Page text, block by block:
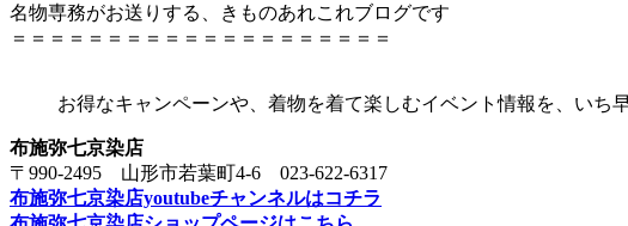
名物専務がお送りする、きものあれこれブログです
＝＝＝＝＝＝＝＝＝＝＝＝＝＝＝＝＝＝＝＝
お得なキャンペーンや、着物を着て楽しむイベント情報を、いち
布施弥七京染店
〒990-2495 山形市若葉町4-6 023-622-6317
布施弥七京染店youtubeチャンネルはコチラ